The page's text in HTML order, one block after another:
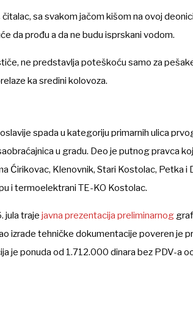
čitalac, sa svakom jačom kišom na ovoj
da prođu a da ne budu isprskani vodom.
ne predstavlja poteškoću samo za
ka sredini kolovoza.
spada u kategoriju primarnih ulica
u gradu. Deo je putnog pravca
Ćirikovac, Klenovnik, Stari Kostolac, Petka i
i termoelektrani TE-KO Kostolac.
jula traje javna prezentacija preliminarnog
izrade tehničke dokumentacije poveren je
je ponuda od 1.712.000 dinara bez PDV-a